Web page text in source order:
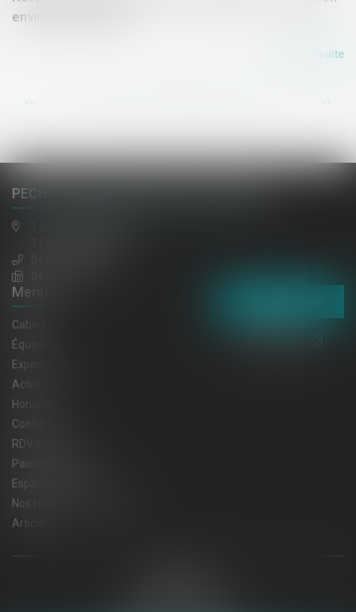
environnementale ?
Lire la suite
<< >>
PECH DE LACLAUSE, JAULIN, EL HAZMI
Menu
Cabinet
Équipe
Expertises
Actus
Honoraires
Contact
RDV en ligne
Paiement en ligne
Espace client
Nos relations privilégiées
Articles